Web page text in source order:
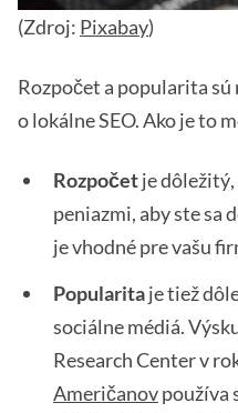
(Zdroj: Pixabay)
Rozpočet a popularita
o lokálne SEO. Ako je to
Rozpočetje
peniazmi, aby ste sa
je vhodné pre vašu
Popularitaje tiež
sociálne médiá.
Research Center v
Američanovpoužíva